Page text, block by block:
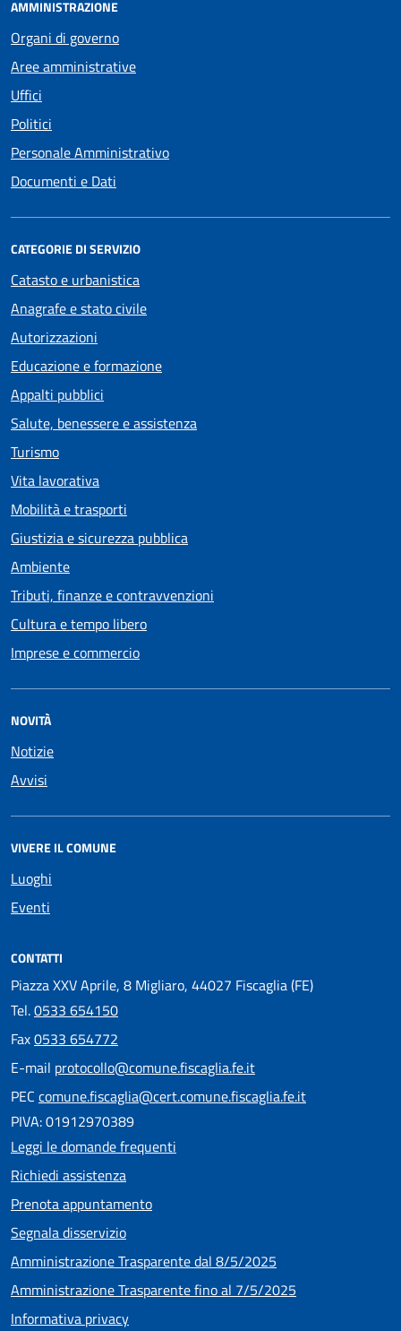
AMMINISTRAZIONE
Organi di governo
Aree amministrative
Uffici
Politici
Personale Amministrativo
Documenti e Dati
CATEGORIE DI SERVIZIO
Catasto e urbanistica
Anagrafe e stato civile
Autorizzazioni
Educazione e formazione
Appalti pubblici
Salute, benessere e assistenza
Turismo
Vita lavorativa
Mobilità e trasporti
Giustizia e sicurezza pubblica
Ambiente
Tributi, finanze e contravvenzioni
Cultura e tempo libero
Imprese e commercio
NOVITÀ
Notizie
Avvisi
VIVERE IL COMUNE
Luoghi
Eventi
CONTATTI
Piazza XXV Aprile, 8 Migliaro, 44027 Fiscaglia (FE)
Tel.0533 654150
Fax0533 654772
E-mail protocollo@comune.fiscaglia.fe.it
PEC comune.fiscaglia@cert.comune.fiscaglia.fe.it
PIVA: 01912970389
Leggi le domande frequenti
Richiedi assistenza
Prenota appuntamento
Segnala disservizio
Amministrazione Trasparente dal 8/5/2025
Amministrazione Trasparente fino al 7/5/2025
Informativa privacy